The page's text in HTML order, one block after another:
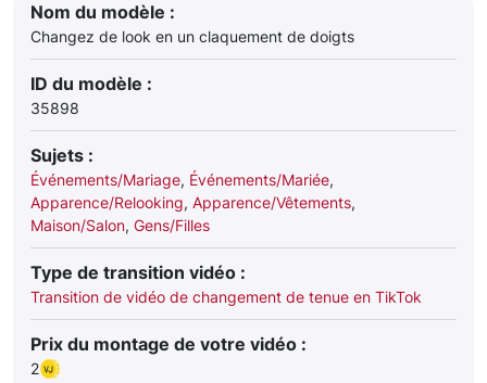
Nom du modèle :
Changez de look en un claquement de doigts
ID du modèle :
35898
Sujets :
Événements/Mariage, Événements/Mariée,
Apparence/Relooking, Apparence/Vêtements,
Maison/Salon, Gens/Filles
Type de transition vidéo :
Transition de vidéo de changement de tenue en TikTok
Prix du montage de votre vidéo :
2